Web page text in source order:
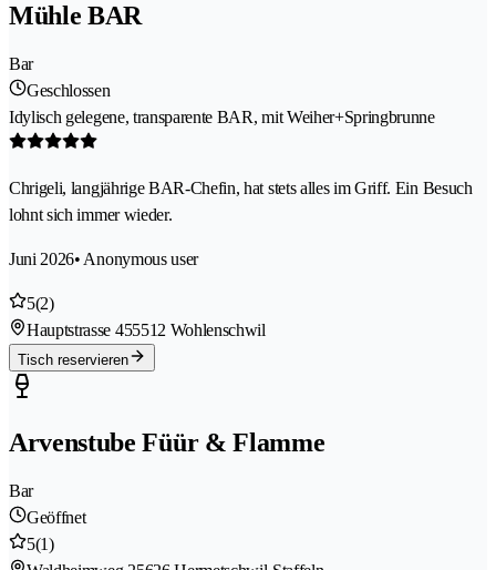
Mühle BAR
Bar
Geschlossen
Idylisch gelegene, transparente BAR, mit Weiher+Springbrunne
Chrigeli, langjährige BAR-Chefin, hat stets alles im Griff. Ein Besuch
lohnt sich immer wieder.
Juni 2026• Anonymous user
5(2)
Hauptstrasse 455512 Wohlenschwil
Tisch reservieren
Arvenstube Füür & Flamme
Bar
Geöffnet
5(1)